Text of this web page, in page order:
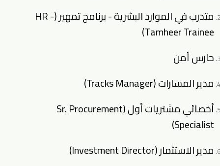
متدرب في الموارد البشرية - برنامج تمهير (HR -
Tamheer Trainee)
حارس أمن
مدير المسارات (Tracks Manager)
أخصائي مشتريات أول (Sr. Procurement
Specialist)
مدير الاستثمار (Investment Director)